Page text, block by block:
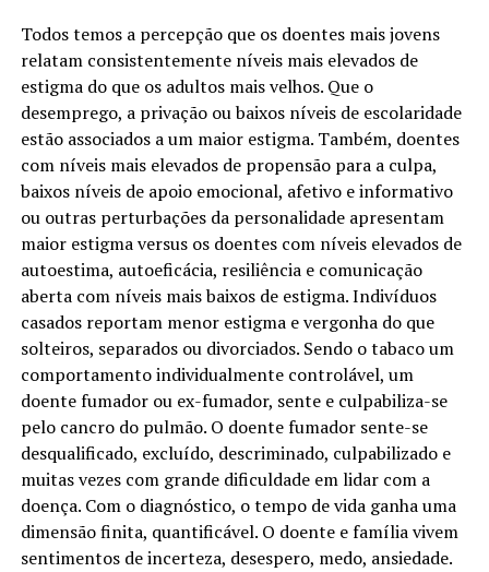
Todos temos a percepção que os doentes mais jovens
relatam consistentemente níveis mais elevados de
estigma do que os adultos mais velhos. Que o
desemprego, a privação ou baixos níveis de escolaridade
estão associados a um maior estigma. Também, doentes
com níveis mais elevados de propensão para a culpa,
baixos níveis de apoio emocional, afetivo e informativo
ou outras perturbações da personalidade apresentam
maior estigma versus os doentes com níveis elevados de
autoestima, autoeficácia, resiliência e comunicação
aberta com níveis mais baixos de estigma. Indivíduos
casados reportam menor estigma e vergonha do que
solteiros, separados ou divorciados. Sendo o tabaco um
comportamento individualmente controlável, um
doente fumador ou ex-fumador, sente e culpabiliza-se
pelo cancro do pulmão. O doente fumador sente-se
desqualificado, excluído, descriminado, culpabilizado e
muitas vezes com grande dificuldade em lidar com a
doença. Com o diagnóstico, o tempo de vida ganha uma
dimensão finita, quantificável. O doente e família vivem
sentimentos de incerteza, desespero, medo, ansiedade.